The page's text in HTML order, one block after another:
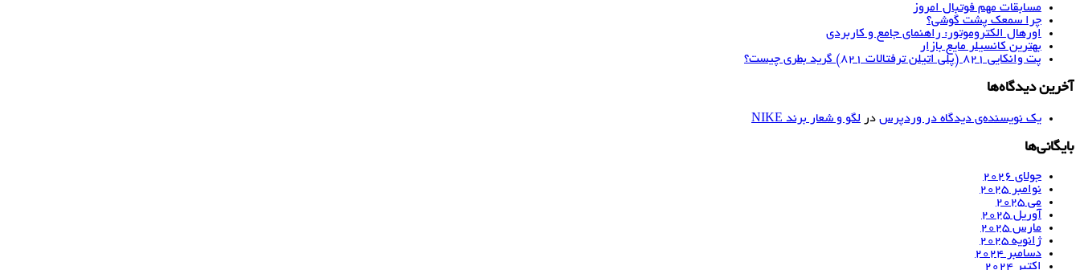
مسابقات مهم فوتبال امروز
چرا سمعک پشت گوشی؟
اورهال الکتروموتور: راهنمای جامع و کاربردی
بهترین کانسیلر مایع بازار
پت وانکایی ۸۲۱ (پلی اتیلن ترفتالات ۸۲۱) گرید بطری چیست؟
آخرین دیدگاه‌ها
یک نویسنده‌ی دیدگاه در وردپرس در لگو و شعار برند NIKE
بایگانی‌ها
جولای 2026
نوامبر 2025
می 2025
آوریل 2025
مارس 2025
ژانویه 2025
دسامبر 2024
اکتبر 2024